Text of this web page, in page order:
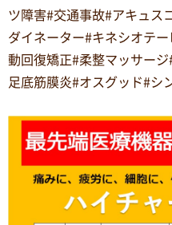
ツ障害#交通事故#アキュス
ダイネーター#キネシオテ
動回復矯正#柔整マッサー
足底筋膜炎#オスグッド#シ